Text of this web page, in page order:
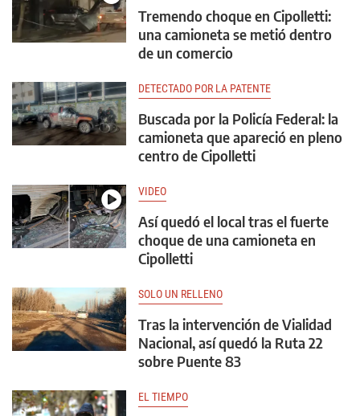
Tremendo choque en Cipolletti:
una camioneta se metió dentro
de un comercio
DETECTADO POR LA PATENTE
Buscada por la Policía Federal: la
camioneta que apareció en pleno
centro de Cipolletti
VIDEO
Así quedó el local tras el fuerte
choque de una camioneta en
Cipolletti
SOLO UN RELLENO
Tras la intervención de Vialidad
Nacional, así quedó la Ruta 22
sobre Puente 83
EL TIEMPO